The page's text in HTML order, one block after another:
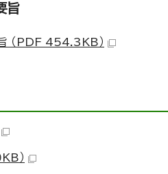
旨
（PDF 454.3KB）
）